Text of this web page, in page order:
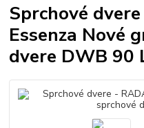
Sprchové
Essenza Nové
dvere DWB 90